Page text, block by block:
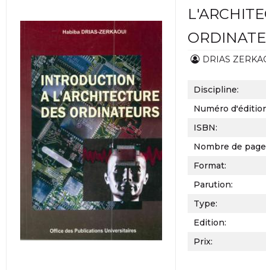
DRIAS
Discipline:
Numéro
ISBN:
Nombre de
Format:
Parution:
Type:
Edition:
Prix: